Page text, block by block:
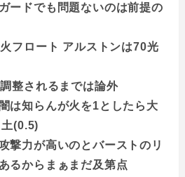
ードでも問題ないのは前提の
フロート アルストンは70光
整されるまでは論外
は知らんが火を1としたら大
(0.5)
撃力が高いのとバーストのリ
るからまぁまだ及第点